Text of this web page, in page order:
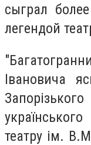
сыграл
легендой
Івановича
театру ім.